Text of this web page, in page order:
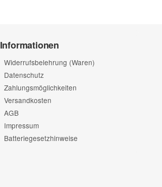
Informationen
Widerrufsbelehrung (Waren)
Datenschutz
Zahlungsmöglichkeiten
Versandkosten
AGB
Impressum
Batteriegesetzhinweise